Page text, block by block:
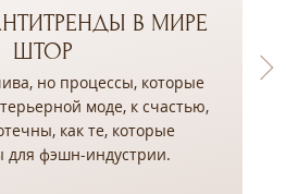
В МИРЕ
ШТОР
но процессы, которые
моде, к счастью,
как те, которые
для фэшн-индустрии.